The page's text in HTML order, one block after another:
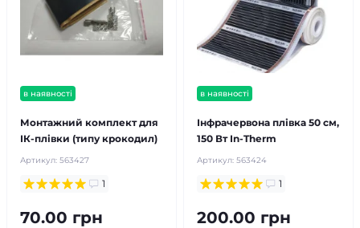
в наявності
Монтажний комплект для
ІК-плівки (типу крокодил)
Артикул: 563427
1
70.00 грн
в наявності
Інфрачервона плівка 50 см,
150 Вт In-Therm
Артикул: 563424
1
200.00 грн